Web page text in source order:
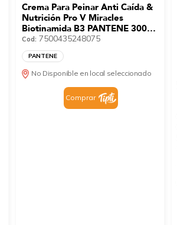
Crema Para Peinar Anti Caída &
Nutrición Pro V Miracles
Biotinamida B3 PANTENE 300
Ml
Cod: 7500435248075
PANTENE
No Disponible en local seleccionado
Comprar